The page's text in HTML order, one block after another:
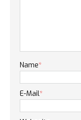
Name*
E-Mail*